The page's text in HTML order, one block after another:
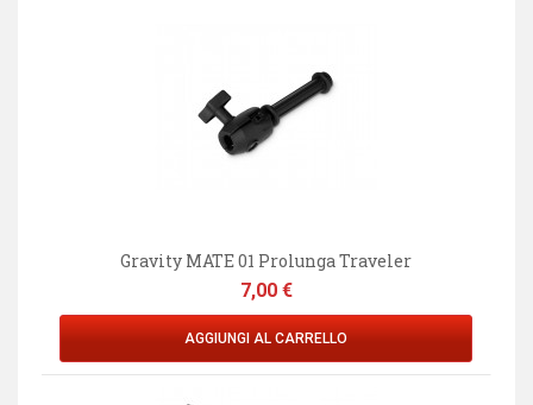
Gravity MATE 01 Prolunga Traveler
Prezzo
7,00 €
AGGIUNGI AL CARRELLO